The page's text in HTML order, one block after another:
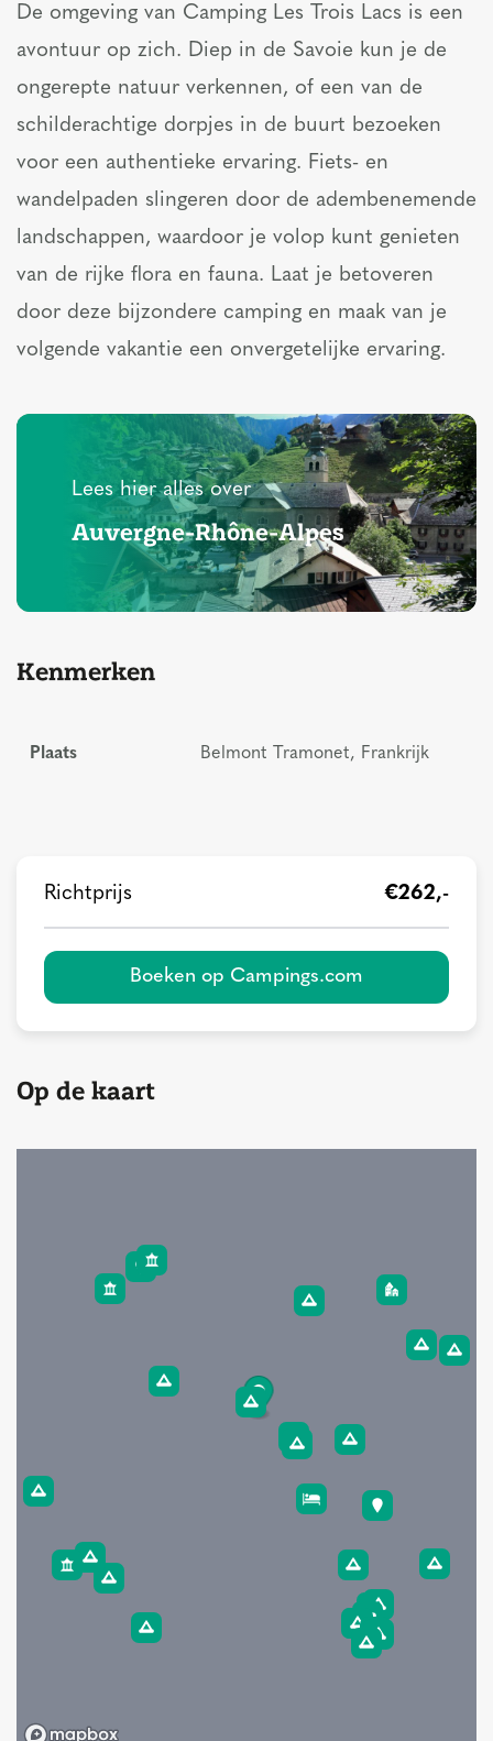
De omgeving van Camping Les Trois Lacs is een
avontuur op zich. Diep in de Savoie kun je de
ongerepte natuur verkennen, of een van de
schilderachtige dorpjes in de buurt bezoeken
voor een authentieke ervaring. Fiets- en
wandelpaden slingeren door de adembenemende
landschappen, waardoor je volop kunt genieten
van de rijke flora en fauna. Laat je betoveren
door deze bijzondere camping en maak van je
volgende vakantie een onvergetelijke ervaring.
Lees hier alles over
Auvergne-Rhône-Alpes
Kenmerken
Plaats Belmont Tramonet, Frankrijk
Richtprijs €262,-
Boeken op Campings.com
Op de kaart